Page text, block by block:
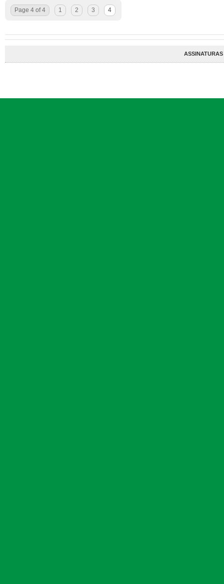
Page 4 of 4 1 2 3 4
ASSINATURAS